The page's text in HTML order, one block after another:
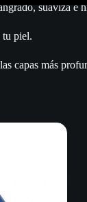
suaviza e
tu piel.
más